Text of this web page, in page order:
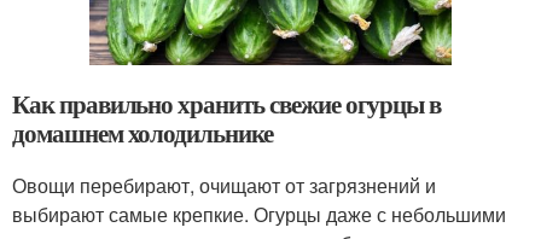
Как правильно хранить свежие огурцы в
домашнем холодильнике
Овощи перебирают, очищают от загрязнений и
выбирают самые крепкие. Огурцы даже с небольшими